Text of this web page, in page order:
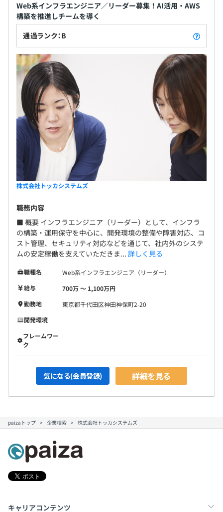
Web系インフラエンジニア／リーダー募集！AI活用・AWS
構築を推進しチームを導く
通過ランク：B
株式会社トッカシステムズ
職務内容
■ 概要 インフラエンジニア（リーダー）として、インフラ
の構築・運用保守を中心に、開発環境の整備や障害対応、コ
スト管理、セキュリティ対応などを通じて、社内外のシステ
ムの安定稼働を支えていただきま... 詳しく見る
職種名
Web系インフラエンジニア（リーダー）
給与
700万 〜 1,100万円
勤務地
東京都千代田区神田神保町2-20
開発環境
フレームワー
ク
気になる(会員登録) 詳細を見る
paizaトップ 企業検索 株式会社トッカシステムズ
キャリアコンテンツ